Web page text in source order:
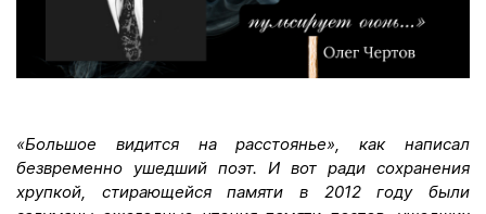
«Большое видится на расстоянье», как написал
безвременно ушедший поэт. И вот ради сохранения
хрупкой, стирающейся памяти в 2012 году были